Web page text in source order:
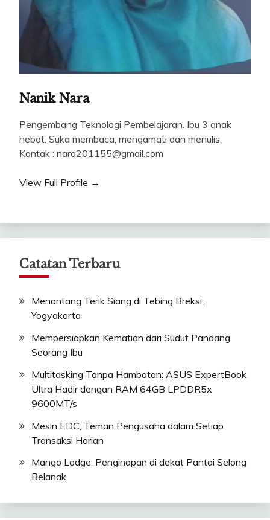
Nanik Nara
Pengembang Teknologi Pembelajaran. Ibu 3 anak
hebat. Suka membaca, mengamati dan menulis.
Kontak : nara201155@gmail.com
View Full Profile →
Catatan Terbaru
Menantang Terik Siang di Tebing Breksi,
Yogyakarta
Mempersiapkan Kematian dari Sudut Pandang
Seorang Ibu
Multitasking Tanpa Hambatan: ASUS ExpertBook
Ultra Hadir dengan RAM 64GB LPDDR5x
9600MT/s
Mesin EDC, Teman Pengusaha dalam Setiap
Transaksi Harian
Mango Lodge, Penginapan di dekat Pantai Selong
Belanak